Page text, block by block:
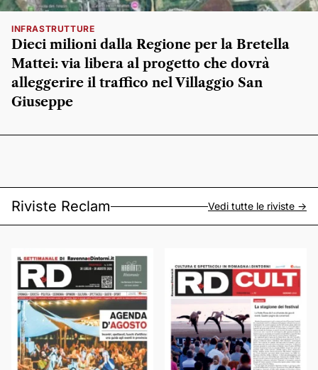
INFRASTRUTTURE
Dieci milioni dalla Regione per la Bretella
Mattei: via libera al progetto che dovrà
alleggerire il traffico nel Villaggio San
Giuseppe
Riviste Reclam Vedi tutte le riviste ->